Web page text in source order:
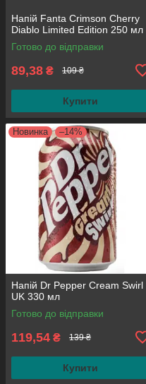
Напій Fanta Crimson Cherry
Diablo Limited Edition 250 мл
Готово до відправки
89,38 ₴ 109 ₴
Купити
Новинка –14%
Напій Dr Pepper Cream Swirl
UK 330 мл
Готово до відправки
119,54 ₴ 139 ₴
Купити